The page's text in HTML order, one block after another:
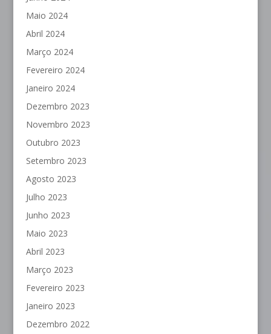
Maio 2024
Abril 2024
Março 2024
Fevereiro 2024
Janeiro 2024
Dezembro 2023
Novembro 2023
Outubro 2023
Setembro 2023
Agosto 2023
Julho 2023
Junho 2023
Maio 2023
Abril 2023
Março 2023
Fevereiro 2023
Janeiro 2023
Dezembro 2022